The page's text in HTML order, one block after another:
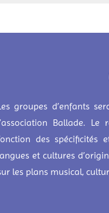
groupes d’enfants
Ballade.
des spécificités
et cultures
les plans musical,